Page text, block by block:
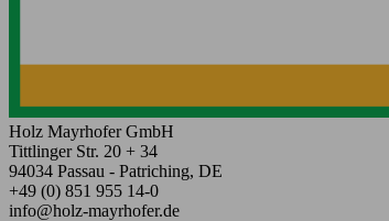
Holz Mayrhofer GmbH
Tittlinger Str. 20 + 34
94034 Passau - Patriching, DE
+49 (0) 851 955 14-0
info@holz-mayrhofer.de